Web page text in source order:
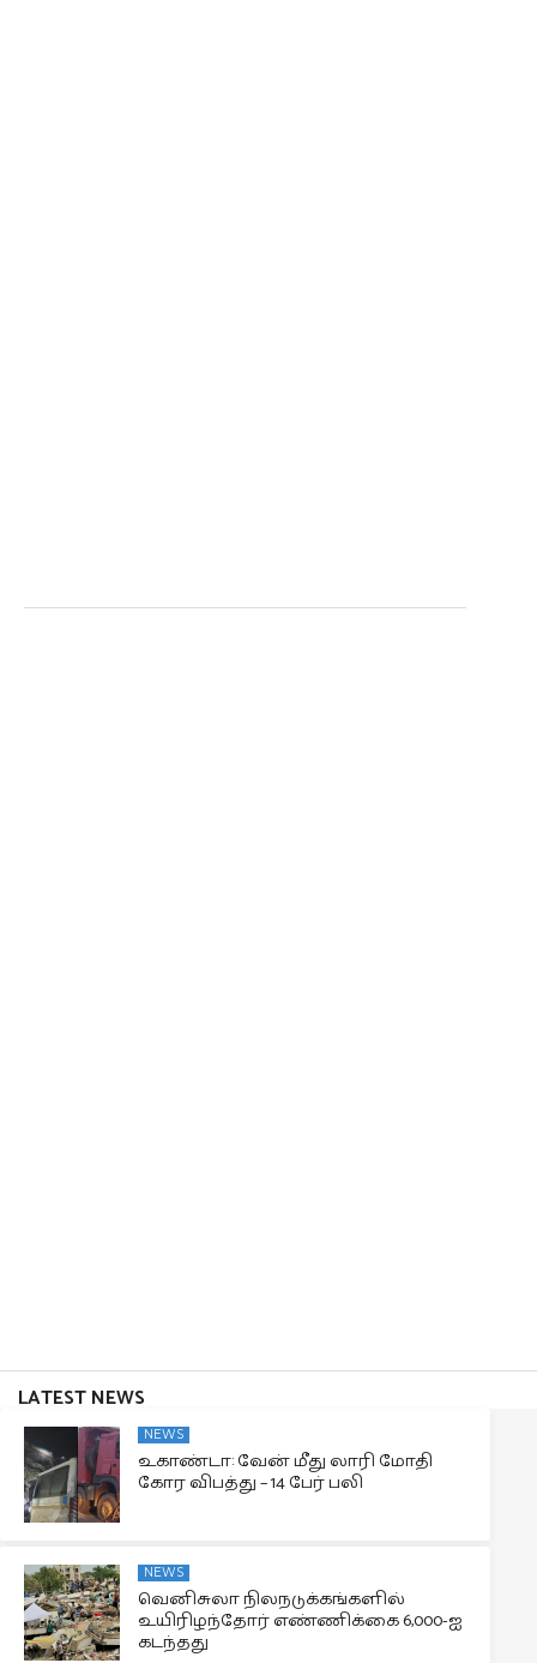
LATEST NEWS
NEWS
உகாண்டா: வேன் மீது லாரி மோதி
கோர விபத்து – 14 பேர் பலி
NEWS
வெனிசுலா நிலநடுக்கங்களில்
உயிரிழந்தோர் எண்ணிக்கை 6,000-ஐ
கடந்தது